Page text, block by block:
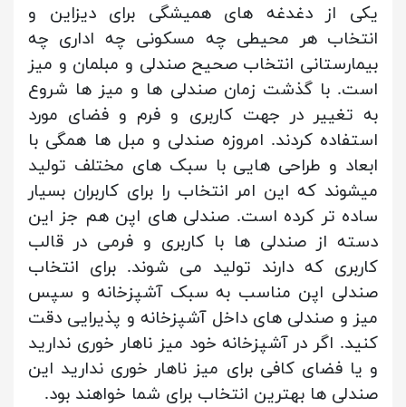
یکی از دغدغه های همیشگی برای دیزاین و
انتخاب هر محیطی چه مسکونی چه اداری چه
بیمارستانی انتخاب صحیح صندلی و مبلمان و میز
است. با گذشت زمان صندلی ها و میز ها شروع
به تغییر در جهت کاربری و فرم و فضای مورد
استفاده کردند. امروزه صندلی و مبل ها همگی با
ابعاد و طراحی هایی با سبک های مختلف تولید
میشوند که این امر انتخاب را برای کاربران بسیار
ساده تر کرده است. صندلی های اپن هم جز این
دسته از صندلی ها با کاربری و فرمی در قالب
کاربری که دارند تولید می شوند. برای انتخاب
صندلی اپن مناسب به سبک آشپزخانه و سپس
میز و صندلی های داخل آشپزخانه و پذیرایی دقت
کنید. اگر در آشپزخانه خود میز ناهار خوری ندارید
و یا فضای کافی برای میز ناهار خوری ندارید این
صندلی ها بهترین انتخاب برای شما خواهند بود.